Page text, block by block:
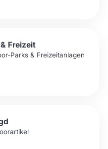
Freizeit
Parks & Freizeitanlagen